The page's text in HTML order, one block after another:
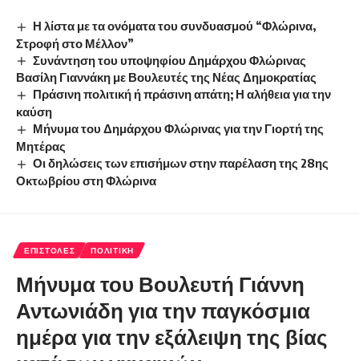
Η λίστα με τα ονόματα του συνδυασμού “Φλώρινα,
Στροφή στο Μέλλον”
Συνάντηση του υποψηφίου Δημάρχου Φλώρινας
Βασίλη Γιαννάκη με Βουλευτές της Νέας Δημοκρατίας
Πράσινη πολιτική ή πράσινη απάτη; Η αλήθεια για την
καύση
Μήνυμα του Δημάρχου Φλώρινας για την Γιορτή της
Μητέρας
Οι δηλώσεις των επισήμων στην παρέλαση της 28ης
Οκτωβρίου στη Φλώρινα
ΕΠΙΣΤΟΛΈΣ ΠΟΛΙΤΙΚΉ
Μήνυμα του Βουλευτή Γιάννη
Αντωνιάδη για την παγκόσμια
ημέρα για την εξάλειψη της βίας